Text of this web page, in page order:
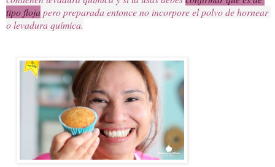
tipo floja pero preparada entonce no incorpore el polvo de hornear
o levadura química.